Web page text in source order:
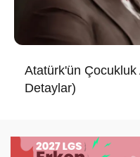
Atatürk'ün Çocukluk
Detaylar)